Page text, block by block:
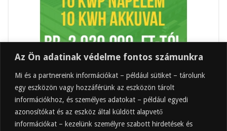
Az Ön adatinak védelme fontos számunkra
Mi és a partnereink információkat – például sütiket – tárolunk
egy eszközön vagy hozzáférünk az eszközön tárolt
információkhoz, és személyes adatokat – például egyedi
azonosítókat és az eszköz által küldött alapvető
információkat – kezelünk személyre szabott hirdetések és